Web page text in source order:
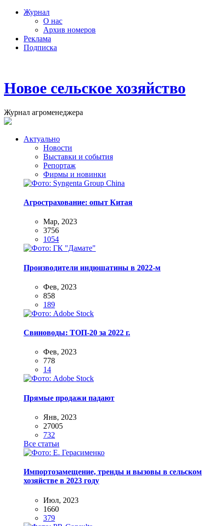
Журнал
О нас
Архив номеров
Реклама
Подписка
Новое сельское хозяйство
Журнал агроменеджера
Актуально
Новости
Выставки и события
Репортаж
Фирмы и новинки
Агрострахование: опыт Китая
Мар, 2023
3756
1054
Производители индюшатины в 2022-м
Фев, 2023
858
189
Свиноводы: ТОП-20 за 2022 г.
Фев, 2023
778
14
Прямые продажи падают
Янв, 2023
27005
732
Все статьи
Импортозамещение, тренды и вызовы в сельском
хозяйстве в 2023 году
Июл, 2023
1660
379